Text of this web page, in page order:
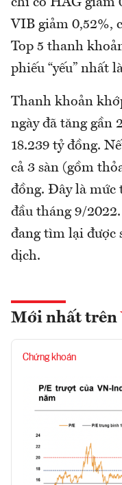
chỉ có HAG giảm
VIB giảm 0,52%,
Top 5 thanh
phiếu “yếu” nhất
Thanh khoản
ngày đã tăng gần
18.239 tỷ đồng.
cả 3 sàn (gồm
đồng. Đây là mức
đầu tháng 9/
đang tìm lại được
dịch.
Mới nhất trên
Chứng khoán